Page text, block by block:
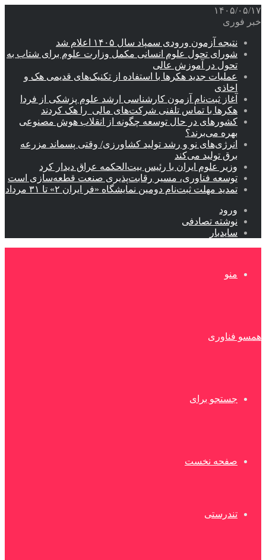
۱۴۰۵/۰۵/۱۷
خبر فوری
نتیجه آزمون ورودی سمپاد سال ۱۴۰۵ اعلام شد
شورای تحول علوم انسانی مکمل وزارت علوم برای شتاب به
تحول در آموزش عالی
عملیات جدید هکرها با استفاده از تکنیک‌های قدیمی هک و
اخاذی
آغاز ثبت‌نام‌ آزمون کارشناسی ارشد علوم پزشکی از فردا
هکرها با تماس تلفنی شرکت‌های مالی را هک کردند
کشورهای در حال توسعه چگونه از انقلاب هوش مصنوعی
بهره می‌برند؟
انرژی‌های نو و رشد تولید کشاورزی/ وقتی پسماند مزرعه‌
برق تولید می‌کند
وزیر علوم ایران با رئیس بیت‌الحکمه عراق دیدار کرد
توسعه فناوری، مسیر رقابت‌پذیری صنعت قطعه‌سازی است
تمدید مهلت ثبت‌نام دومین نمایشگاه «فر ایران ۲» تا ۳۱ مرداد
ورود
نوشته تصادفی
سایدبار
منو
همسو فناوری
جستجو برای
صفحه نخست
تندرستی